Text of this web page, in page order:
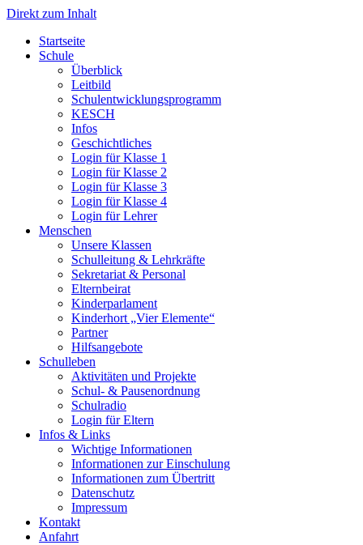
Direkt zum Inhalt
Start­sei­te
Schu­le
Über­blick
Leit­bild
Schul­ent­wick­lungs­pro­gramm
KESCH
Infos
Geschicht­li­ches
Log­in für Klas­se 1
Log­in für Klas­se 2
Log­in für Klas­se 3
Log­in für Klas­se 4
Log­in für Leh­rer
Men­schen
Unse­re Klas­sen
Schul­lei­tung & Lehr­kräf­te
Sekre­ta­ri­at & Per­so­nal
Eltern­bei­rat
Kin­der­par­la­ment
Kin­der­hort „Vier Ele­men­te“
Part­ner
Hilfs­an­ge­bo­te
Schul­le­ben
Akti­vi­tä­ten und Pro­jek­te
Schul- & Pau­sen­ord­nung
Schul­ra­dio
Log­in für Eltern
Infos & Links
Wich­ti­ge Infor­ma­tio­nen
Infor­ma­tio­nen zur Ein­schu­lung
Infor­ma­tio­nen zum Über­tritt
Daten­schutz
Impres­sum
Kon­takt
Anfahrt